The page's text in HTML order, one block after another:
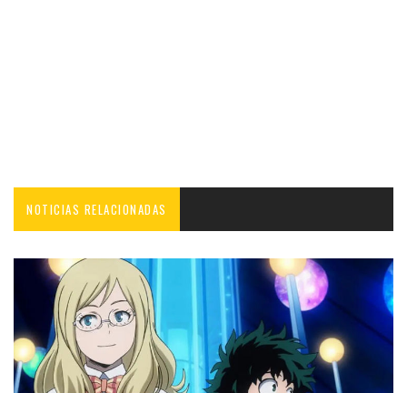
NOTICIAS RELACIONADAS